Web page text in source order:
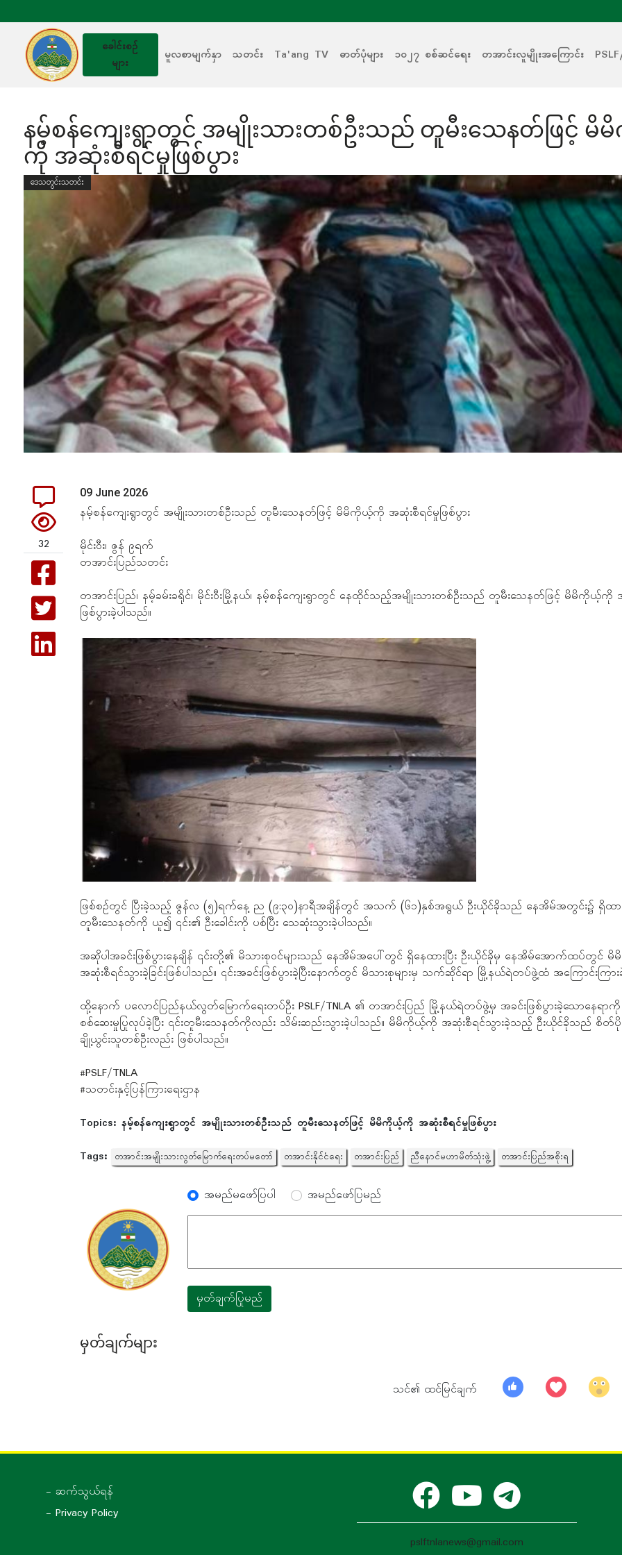
ခေါင်းစဥ်
များ
မူလစာမျက်နှာ သတင်း Ta'ang TV ဓာတ်ပုံများ ၁၀၂၇ စစ်ဆင်ရေး တအာင်းလူမျိုးအကြောင်း
နမ့်စန်ကျေးရွာတွင် အမျိုးသားတစ်ဦးသည် တူမီးသေနတ်ဖြင့်
ကို အဆုံးစီရင်မှုဖြစ်ပွား
ဒေသတွင်းသတင်း
32
09 June 2026
နမ့်စန်ကျေးရွာတွင် အမျိုးသားတစ်ဦးသည် တူမီးသေနတ်ဖြင့် မိမိကိုယ့်ကို အဆုံးစီရင်မှုဖြစ်ပွား
မိုင်းဝီး၊ ဇွန် ၉ရက်
တအာင်းပြည်သတင်း
တအာင်းပြည်၊ နမ့်ခမ်းခရိုင်၊ မိုင်းဝီးမြို့နယ်၊ နမ့်စန်ကျေးရွာတွင် နေထိုင်သည့်အမျိုးသားတစ်ဦးသည် တူမီးသေနတ်ဖြင့် မိမိကိုယ့်ကို
ဖြစ်ပွားခဲ့ပါသည်။
ဖြစ်စဉ်တွင် ပြီးခဲ့သည့် ဇွန်လ (၅)ရက်နေ့ ည (၉:၃၀)နာရီအချိန်တွင် အသက် (၆၁)နှစ်အရွယ် ဦးယိုင်ခိုသည် နေအိမ်အတွင်း၌ ရှိထ
တူမီးသေနတ်ကို ယူ၍ ၎င်း၏ ဦးခေါင်းကို ပစ်ပြီး သေဆုံးသွားခဲ့ပါသည်။
အဆိုပါအခင်းဖြစ်ပွားနေချိန် ၎င်းတို့၏ မိသားစုဝင်များသည် နေအိမ်အပေါ်တွင် ရှိနေထားပြီး ဦးယိုင်ခိုမှ နေအိမ်အောက်ထပ်တွင်
အဆုံးစီရင်သွားခဲ့ခြင်းဖြစ်ပါသည်။ ၎င်းအခင်းဖြစ်ပွားခဲ့ပြီးနောက်တွင် မိသားစုများမှ သက်ဆိုင်ရာ မြို့နယ်ရဲတပ်ဖွဲ့ထံ အကြောင်းကြာ
ထို့နောက် ပလောင်ပြည်နယ်လွတ်မြောက်ရေးတပ်ဦး PSLF/TNLA ၏ တအာင်းပြည် မြို့နယ်ရဲတပ်ဖွဲ့မှ အခင်းဖြစ်ပွားခဲ့သောနေရာ
စစ်ဆေးမှုပြုလုပ်ခဲ့ပြီး ၎င်းတူမီးသေနတ်ကိုလည်း သိမ်းဆည်းသွားခဲ့ပါသည်။ မိမိကိုယ့်ကို အဆုံးစီရင်သွားခဲ့သည့် ဦးယိုင်ခိုသည် စိတ်
ချို့ယွင်းသူတစ်ဦးလည်း ဖြစ်ပါသည်။
#PSLF/TNLA
#သတင်းနှင့်ပြန်ကြားရေးဌာန
Topics: နမ့်စန်ကျေးရွာတွင် အမျိုးသားတစ်ဦးသည် တူမီးသေနတ်ဖြင့် မိမိကိုယ့်ကို အဆုံးစီရင်မှုဖြစ်ပွား
Tags:
တအာင်းအမျိုးသားလွတ်မြောက်ရေးတပ်မတော် တအာင်းနိုင်ငံရေး တအာင်းပြည် ညီနောင်မဟာမိတ်သုံးဖွဲ့ တအာင်းပြည်အစိုးရ
အမည်မဖော်ပြပါ အမည်ဖော်ပြမည်
မှတ်ချက်ပြုမည်
မှတ်ချက်များ
သင်၏ ထင်မြင်ချက်
- ဆက်သွယ်ရန်
- Privacy Policy
pslftnlanews@gmail.com